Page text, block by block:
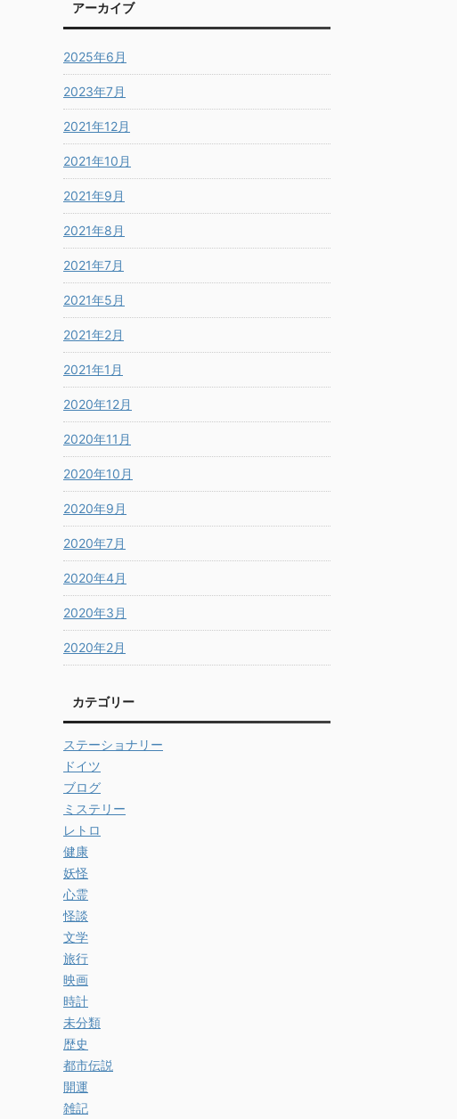
アーカイブ
2025年6月
2023年7月
2021年12月
2021年10月
2021年9月
2021年8月
2021年7月
2021年5月
2021年2月
2021年1月
2020年12月
2020年11月
2020年10月
2020年9月
2020年7月
2020年4月
2020年3月
2020年2月
カテゴリー
ステーショナリー
ドイツ
ブログ
ミステリー
レトロ
健康
妖怪
心霊
怪談
文学
旅行
映画
時計
未分類
歴史
都市伝説
開運
雑記